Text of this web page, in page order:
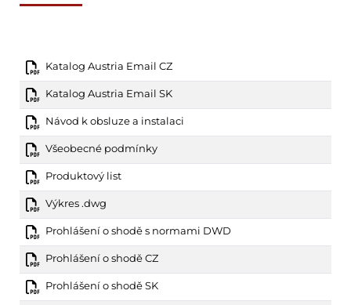
Katalog Austria Email CZ
Katalog Austria Email SK
Návod k obsluze a instalaci
Všeobecné podmínky
Produktový list
Výkres .dwg
Prohlášení o shodě s normami DWD
Prohlášení o shodě CZ
Prohlášení o shodě SK